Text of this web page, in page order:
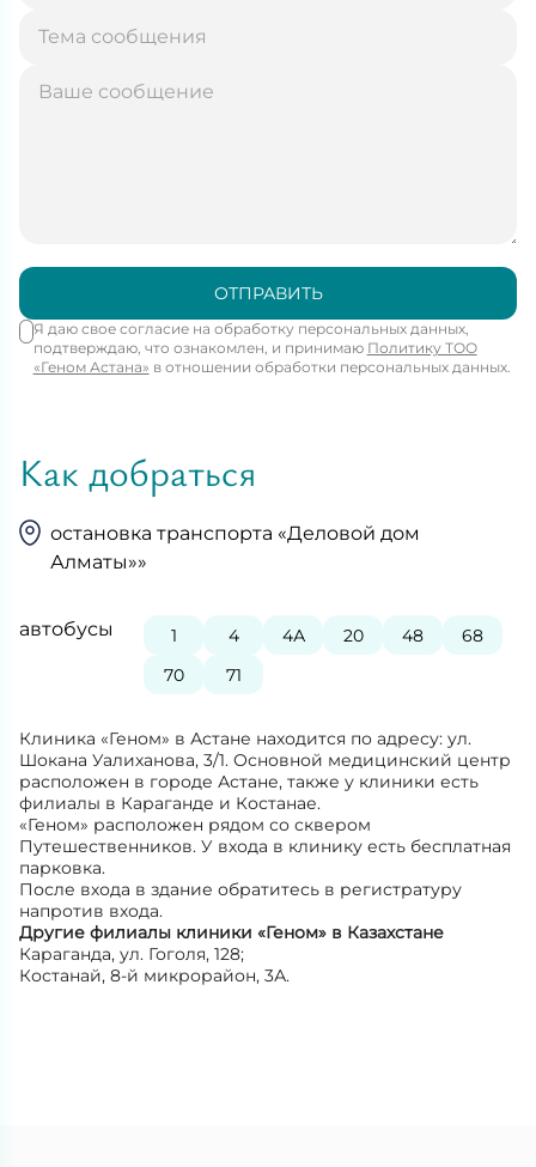
ОТПРАВИТЬ
Я даю свое согласие на обработку персональных данных,
подтверждаю, что ознакомлен, и принимаю Политику ТОО
«Геном Астана» в отношении обработки персональных данных.
Как добраться
остановка транспорта «Деловой дом
Алматы»»
автобусы 1 4 4А 20 48
68
70
71
Клиника «Геном» в Астане находится по адресу: ул.
Шокана Уалиханова, 3/1. Основной медицинский центр
расположен в городе Астане, также у клиники есть
филиалы в Караганде и Костанае.
«Геном» расположен рядом со сквером
Путешественников. У входа в клинику есть бесплатная
парковка.
После входа в здание обратитесь в регистратуру
напротив входа.
Другие филиалы клиники «Геном» в Казахстане
Караганда, ул. Гоголя, 128;
Костанай, 8-й микрорайон, 3А.